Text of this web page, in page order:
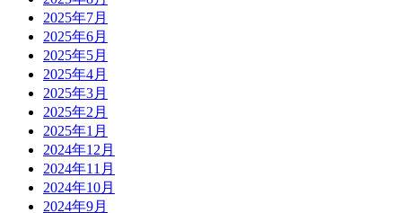
2025年7月
2025年6月
2025年5月
2025年4月
2025年3月
2025年2月
2025年1月
2024年12月
2024年11月
2024年10月
2024年9月